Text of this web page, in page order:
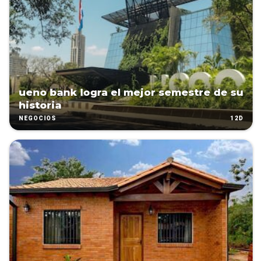
ueno bank logra el mejor semestre de su
historia
NEGOCIOS 12D